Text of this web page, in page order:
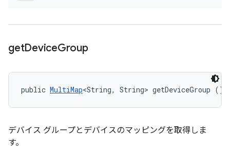
getDeviceGroup
public MultiMap<String, String> getDeviceGroup ()
デバイス グループとデバイスのマッピングを取得しま
す。